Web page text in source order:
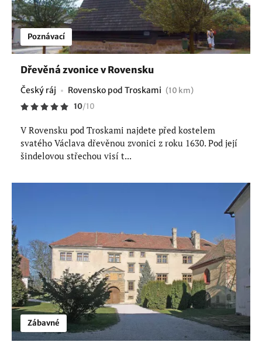
Poznávací
Dřevěná zvonice v Rovensku
Český ráj Rovensko pod Troskami (10 km)
10/10
V Rovensku pod Troskami najdete před kostelem
svatého Václava dřevěnou zvonici z roku 1630. Pod její
šindelovou střechou visí t...
Zábavné